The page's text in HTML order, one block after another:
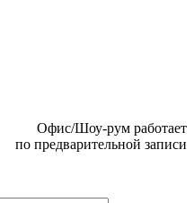
Офис/Шоу-рум работает
по предварительной записи